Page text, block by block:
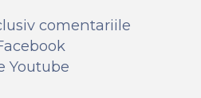
comentariile
Youtube